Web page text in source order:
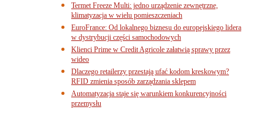
Termet Freeze Multi: jedno urządzenie zewnętrzne,
klimatyzacja w wielu pomieszczeniach
EuroFrance: Od lokalnego biznesu do europejskiego lidera
w dystrybucji części samochodowych
Klienci Prime w Credit Agricole załatwią sprawy przez
wideo
Dlaczego retailerzy przestają ufać kodom kreskowym?
RFID zmienia sposób zarządzania sklepem
Automatyzacja staje się warunkiem konkurencyjności
przemysłu